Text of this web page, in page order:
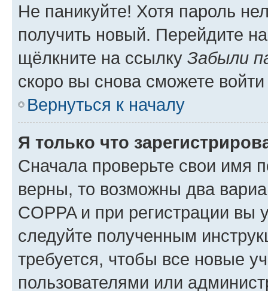
Не паникуйте! Хотя пароль
получить новый. Перейдите
щёлкните на ссылку Забыли
скоро вы снова сможете
Вернуться к началу
Я только что
Сначала проверьте свои имя
верны, то возможны два
COPPA и при регистрации вы
следуйте полученным
требуется, чтобы все новые
пользователями или